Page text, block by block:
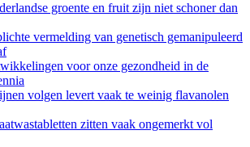
groente en fruit zijn niet schoner dan
vermelding van genetisch gemanipuleerd
voor onze gezondheid in de
volgen levert vaak te weinig flavanolen
zitten vaak ongemerkt vol